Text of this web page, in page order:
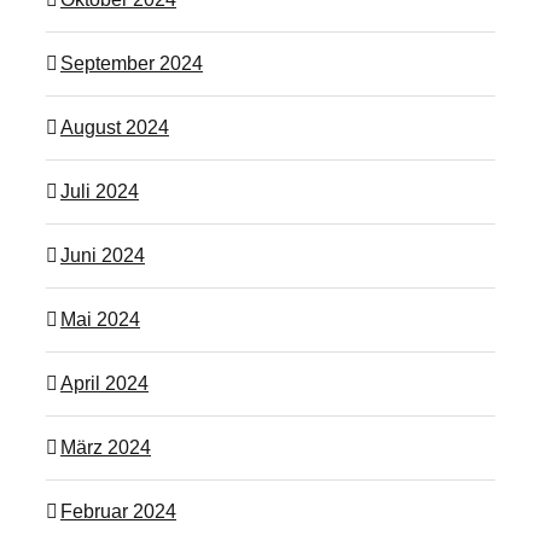
September 2024
August 2024
Juli 2024
Juni 2024
Mai 2024
April 2024
März 2024
Februar 2024